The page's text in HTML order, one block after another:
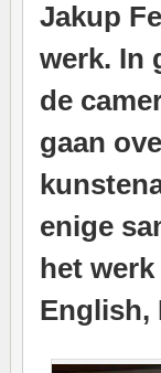
Jakup
werk. In
de
gaan
enige
het
English,